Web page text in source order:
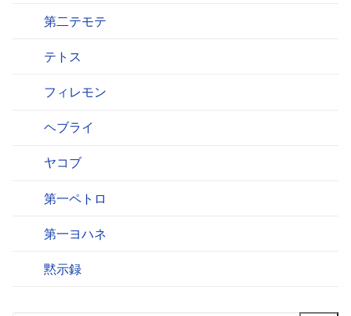
第二テモテ
テトス
フィレモン
ヘブライ
ヤコブ
第一ペトロ
第一ヨハネ
黙示録